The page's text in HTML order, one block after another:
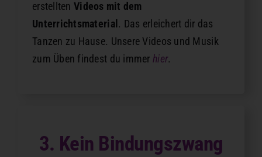
erstellten Videos mit dem
Unterrichtsmaterial . Das erleichert dir das
Tanzen zu Hause. Unsere Videos und Musik
zum Üben findest du immerhier.
3. Kein Bindungszwang